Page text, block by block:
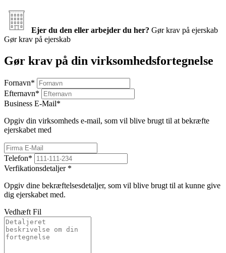
Ejer du den eller arbejder du her? Gør krav på ejerskab
Gør krav på ejerskab
Gør krav på din virksomhedsfortegnelse
Fornavn*
Efternavn*
Business E-Mail*
Opgiv din virksomheds e-mail, som vil blive brugt til at bekræfte
ejerskabet med
Telefon*
Verfikationsdetaljer *
Opgiv dine bekræftelsesdetaljer, som vil blive brugt til at kunne give
dig ejerskabet med.
Vedhæft Fil